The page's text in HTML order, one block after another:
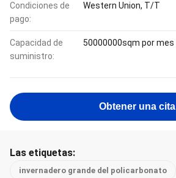
Condiciones de
pago:
Western Union, T/T
Capacidad de
suministro:
50000000sqm por mes
Obtener una cita
Las etiquetas:
invernadero grande del policarbonato